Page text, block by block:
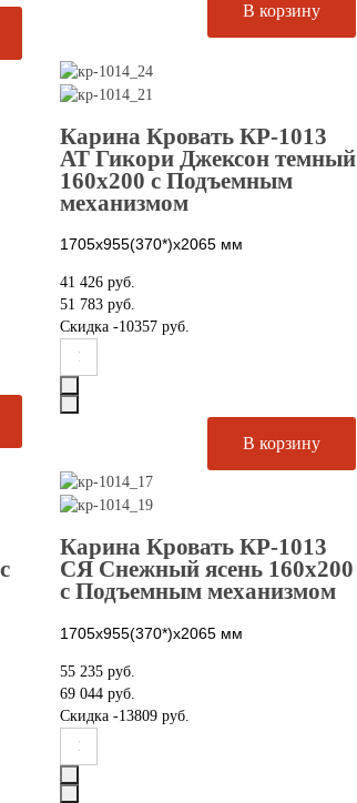
Карина Кровать КР-1013
АТ Гикори Джексон темный
160х200 с Подъемным
механизмом
1705х955(370*)х2065 мм
41 426 руб.
51 783 руб.
Скидка -10357 руб.
Карина Кровать КР-1013
СЯ Снежный ясень 160х200
с Подъемным механизмом
1705х955(370*)х2065 мм
55 235 руб.
69 044 руб.
Скидка -13809 руб.